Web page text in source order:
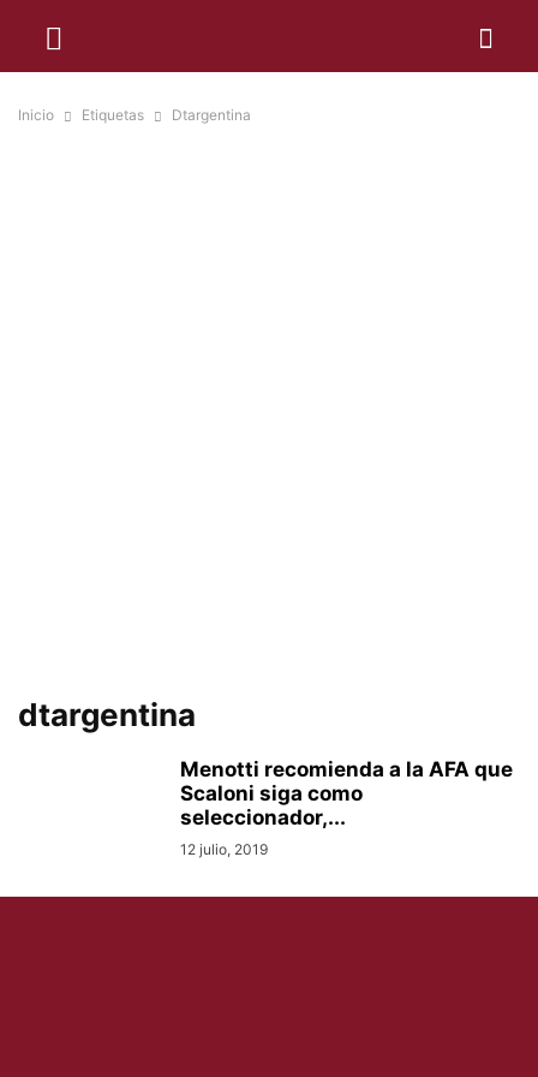
Inicio Etiquetas Dtargentina
dtargentina
Menotti recomienda a la AFA que
Scaloni siga como
seleccionador,...
12 julio, 2019